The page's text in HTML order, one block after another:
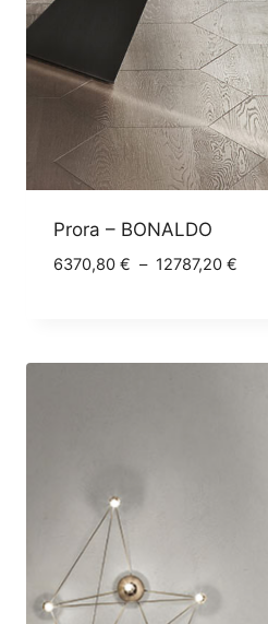
Prora – BONALDO
6370,80 € – 12787,20 €Plage
à